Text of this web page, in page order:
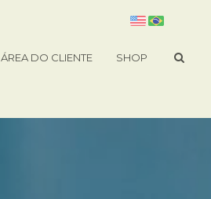
ÁREA DO CLIENTE SHOP